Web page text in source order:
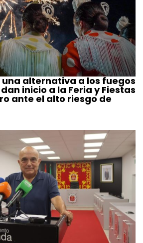
alternativa a los fuegos
inicio a la Feria y Fiestas
ante el alto riesgo de